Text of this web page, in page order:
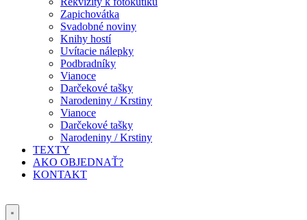
Zapichovátka
Svadobné noviny
Knihy hostí
Uvítacie nálepky
Podbradníky
Vianoce
Darčekové tašky
Narodeniny / Krstiny
Vianoce
Darčekové tašky
Narodeniny / Krstiny
TEXTY
AKO OBJEDNAŤ?
KONTAKT